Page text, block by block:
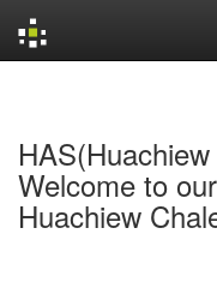
Welcome to
Huachiew